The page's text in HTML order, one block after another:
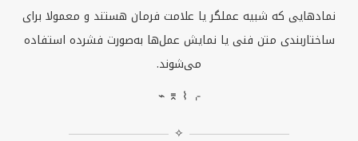
نمادهایی که شبیه عملگر یا علامت فرمان هستند و معمولا برای
ساختاربندی متن فنی یا نمایش عمل‌ها به‌صورت فشرده استفاده
می‌شوند.
⌁ ⌆ ⌇ ⌌
✧